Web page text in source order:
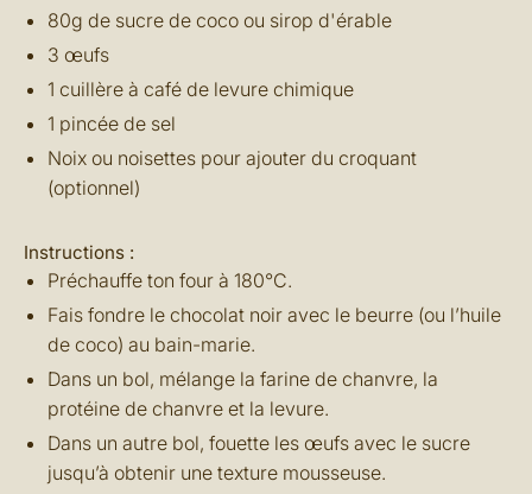
80g de sucre de coco ou sirop d'érable
3 œufs
1 cuillère à café de levure chimique
1 pincée de sel
Noix ou noisettes pour ajouter du croquant
(optionnel)
Instructions :
Préchauffe ton four à 180°C.
Fais fondre le chocolat noir avec le beurre (ou l’huile
de coco) au bain-marie.
Dans un bol, mélange la farine de chanvre, la
protéine de chanvre et la levure.
Dans un autre bol, fouette les œufs avec le sucre
jusqu’à obtenir une texture mousseuse.